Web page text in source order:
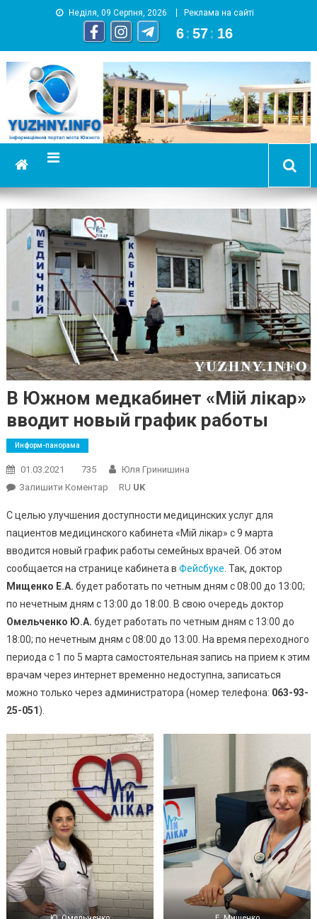
Неділя, 09 Серпня, 2026 Реклама на сайті
6 : 57 : 17
YUZHNY.INFO
информационный портал города Южный
В Южном медкабинет «Мій лікар»
вводит новый график работы
Информ-панорама
01.03.2021 735
Юля Гринишина
Залишити КоментарOn
Южном
Медкабинет
«Мій
Лікар»
Вводит
Новый
График
Работы
RU UK
С целью улучшения доступности медицинских услуг для
пациентов медицинского кабинета «Мій лікар» с 9 марта
вводится новый график работы семейных врачей. Об этом
сообщается на странице кабинета в Фейсбуке . Так, доктор
Мищенко Е.А. будет работать по четным дням с 08:00 до 13:00;
по нечетным дням с 13:00 до 18:00. В свою очередь доктор
Омельченко Ю.А. будет работать по четным дням с 13:00 до
18:00; по нечетным дням с 08:00 до 13:00. На время переходного
периода с 1 по 5 марта самостоятельная запись на прием к этим
врачам через интернет временно недоступна, записаться
можно только через администратора (номер телефона: 063-93-
25-051 ).